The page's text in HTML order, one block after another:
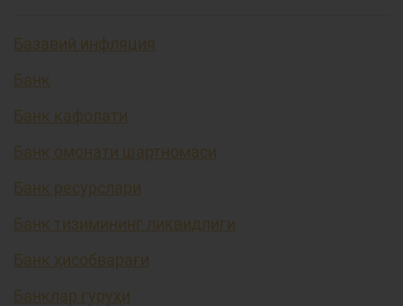
Базавий инфляция
Банк
Банк кафолати
Банк омонати шартномаси
Банк ресурслари
Банк тизимининг ликвидлиги
Банк ҳисобварағи
Банклар гуруҳи